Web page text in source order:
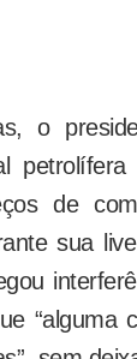
o
de
sua
“alguma